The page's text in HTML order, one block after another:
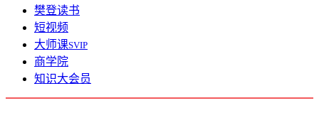
樊登读书
短视频
大师课SVIP
商学院
知识大会员